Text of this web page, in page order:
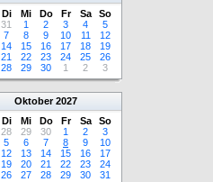
Di Mi Do Fr Sa
So
31 1 2 3 4
5
7 8 9 10 11
12
14 15 16 17 18
19
21 22 23 24 25
26
28 29 30 1 2 3
Oktober 2027
Di Mi Do Fr Sa
So
28 29 30 1 2
3
5 6 7 8 9
10
12 13 14 15 16
17
19 20 21 22 23
24
26 27 28 29 30 31